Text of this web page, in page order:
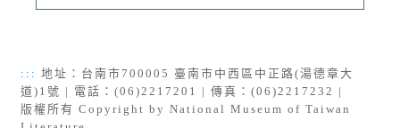
::: 地址：台南市700005 臺南市中西區中正路(湯德章大
道)1號 | 電話：(06)2217201 | 傳真：(06)2217232 |
版權所有 Copyright by National Museum of Taiwan